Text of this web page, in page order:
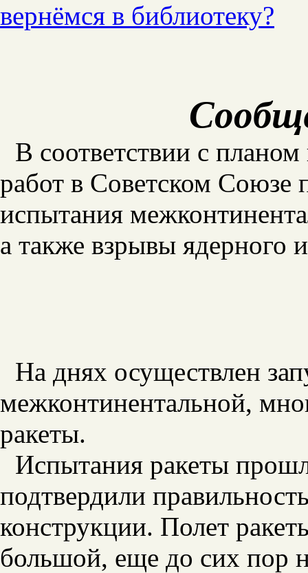
вернёмся в библиотеку?
В соответствии с
работ в Советском Союзе
испытания
а также взрывы ядерного
На днях осуществлен
межконтинентальной,
ракеты.
Испытания ракеты
подтвердили
конструкции. Полет
большой, еще до сих пор